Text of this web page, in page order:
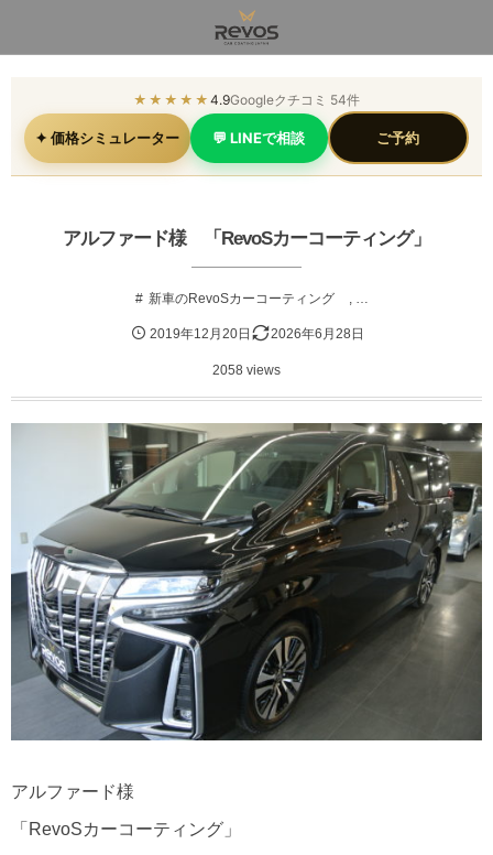
★★★★★ 4.9Googleクチコミ 54件
✦ 価格シミュレーター 💬 LINEで相談 ご予約
アルファード様 「RevoSカーコーティング」
新車のRevoSカーコーティング
2019年12月20日 2026年6月28日
2058 views
アルファード様
「RevoSカーコーティング」